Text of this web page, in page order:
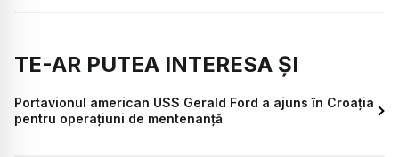
TE-AR PUTEA INTERESA ȘI
Portavionul american USS Gerald Ford a ajuns în Croația
pentru operațiuni de mentenanță